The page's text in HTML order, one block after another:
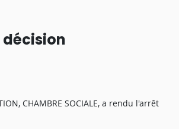
décision
CHAMBRE SOCIALE, a rendu l'arrêt